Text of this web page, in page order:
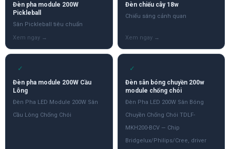
Đèn pha module 200W
Pickleball
Sân Pickleball tiêu chuẩn
Đèn chiếu cây 18w
Chiếu sáng cảnh quan
✓
Đèn pha module 200W Cầu
Lông
Đèn Pha LED Module 200W Sân
Cầu Lông Chống Chói
✓
Đèn sân bóng chuyền 200w
module chống chói
Đèn Pha LED 200W Sân Bóng
Chuyền Chống Chói TDLF-
MKH200-BCV — Chip
Bridgelux/Philips/Cree, driver